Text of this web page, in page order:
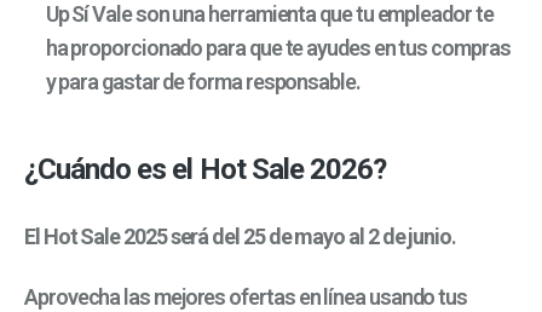
Up Sí Vale son una herramienta que tu empleador te
ha proporcionado para que te ayudes en tus compras
y para gastar de forma responsable.
¿Cuándo es el Hot Sale 2026?
El Hot Sale 2025será del 25 de mayo al 2 de junio.
Aprovecha las mejores ofertas en línea usando tus